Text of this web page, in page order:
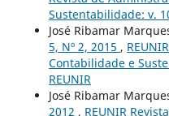
Sustentabilidade: v.
José Ribamar
5, Nº 2, 2015 ,
Contabilidade e
REUNIR
José Ribamar
2012 , REUNIR